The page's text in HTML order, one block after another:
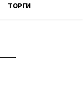
ТОРГИ